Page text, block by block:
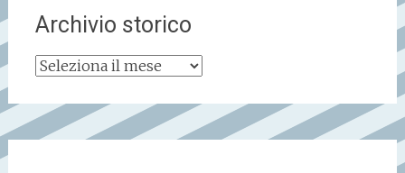
Archivio storico
Archivio